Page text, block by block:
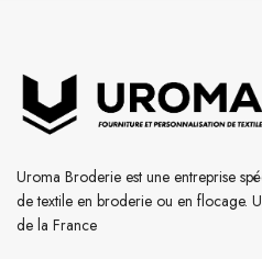
Uroma Broderie est une entreprise
de textile en broderie ou en flocage.
de la France